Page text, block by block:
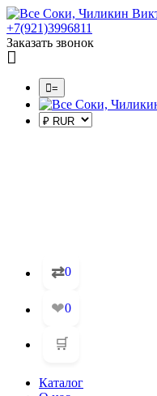
+7(921)3996811
Заказать звонок
=
⇄0
❤0
🛒
Каталог